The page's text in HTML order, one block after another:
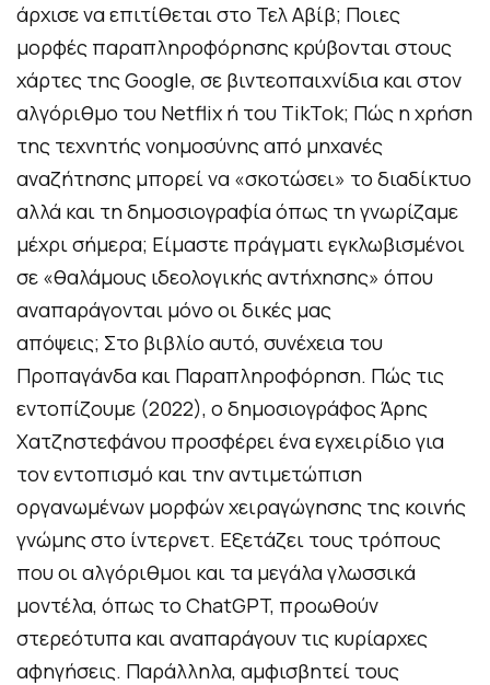
άρχισε να επιτίθεται στο Τελ Αβίβ; Ποιες
μορφές παραπληροφόρησης κρύβονται στους
χάρτες της Google, σε βιντεοπαιχνίδια και στον
αλγόριθμο του Netflix ή του TikTok; Πώς η χρήση
της τεχνητής νοημοσύνης από μηχανές
αναζήτησης μπορεί να «σκοτώσει» το διαδίκτυο
αλλά και τη δημοσιογραφία όπως τη γνωρίζαμε
μέχρι σήμερα; Είμαστε πράγματι εγκλωβισμένοι
σε «θαλάμους ιδεολογικής αντήχησης» όπου
αναπαράγονται μόνο οι δικές μας
απόψεις; Στο βιβλίο αυτό, συνέχεια του
Προπαγάνδα και Παραπληροφόρηση. Πώς τις
εντοπίζουμε (2022), ο δημοσιογράφος Άρης
Χατζηστεφάνου προσφέρει ένα εγχειρίδιο για
τον εντοπισμό και την αντιμετώπιση
οργανωμένων μορφών χειραγώγησης της κοινής
γνώμης στο ίντερνετ. Εξετάζει τους τρόπους
που οι αλγόριθμοι και τα μεγάλα γλωσσικά
μοντέλα, όπως το ChatGPT, προωθούν
στερεότυπα και αναπαράγουν τις κυρίαρχες
αφηγήσεις. Παράλληλα, αμφισβητεί τους